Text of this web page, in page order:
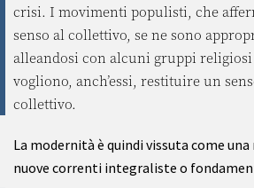
crisi. I movimenti populisti, che
senso al collettivo, se ne sono
alleandosi con alcuni gruppi
vogliono, anch’essi, restituire un
collettivo.
La modernità è quindi vissuta come una
nuove correnti integraliste o